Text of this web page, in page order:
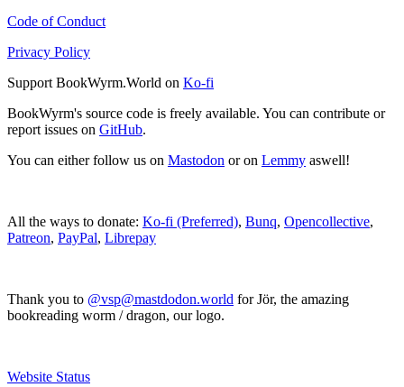
Code of Conduct
Privacy Policy
Support BookWyrm.World on Ko-fi
BookWyrm's source code is freely available. You can contribute or
report issues on GitHub.
You can either follow us on Mastodon or on Lemmy aswell!
All the ways to donate: Ko-fi (Preferred), Bunq, Opencollective,
Patreon, PayPal, Librepay
Thank you to @vsp@mastdodon.world for Jör, the amazing
bookreading worm / dragon, our logo.
Website Status